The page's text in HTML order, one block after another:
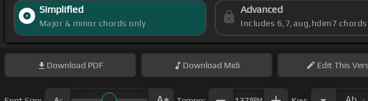
Simplified
Major & minor chords only
Advanced
Includes 6,7,aug,hdim7 chords
Download PDF Download Midi EditThis
.